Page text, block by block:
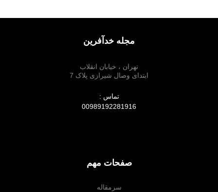
مجله خدآفرین
تهران ، خیابان انقلاب
ابتدای وصال شیرازی پلاک 7
تماس :
00989192281916
صفحات مهم
سرمقاله